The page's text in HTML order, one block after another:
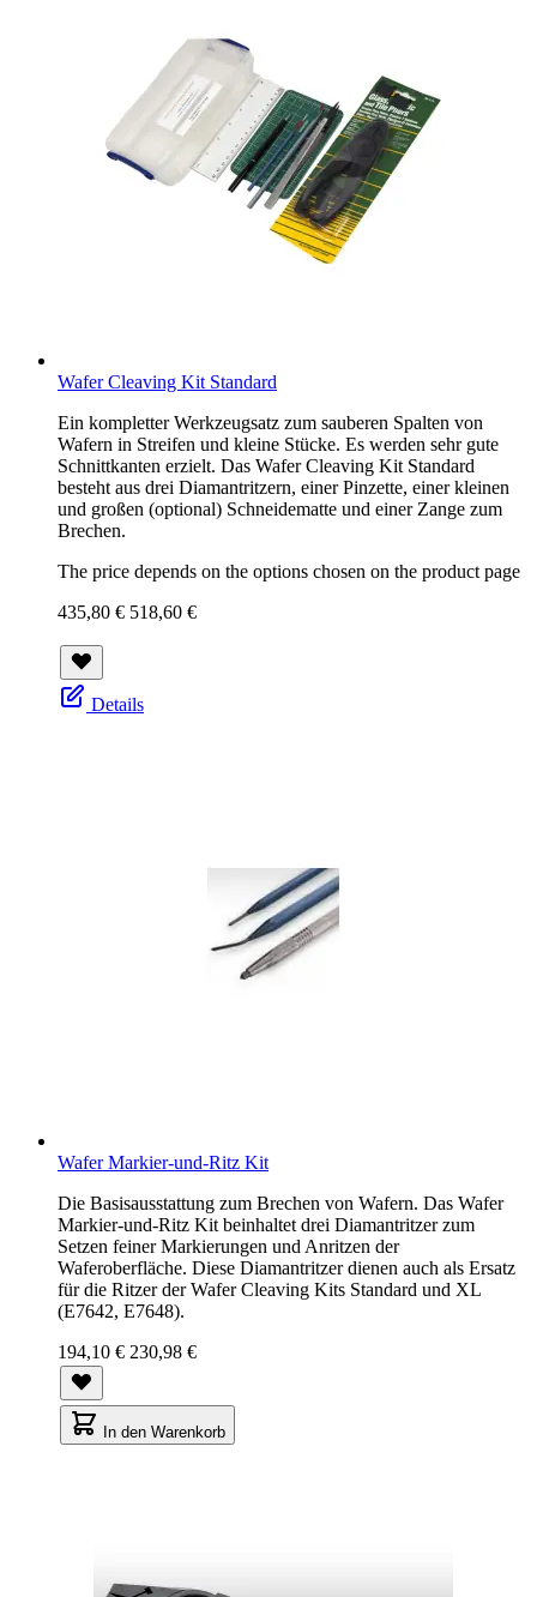
Wafer Cleaving Kit Standard
Ein kompletter Werkzeugsatz zum sauberen Spalten von
Wafern in Streifen und kleine Stücke. Es werden sehr gute
Schnittkanten erzielt. Das Wafer Cleaving Kit Standard
besteht aus drei Diamantritzern, einer Pinzette, einer kleinen
und großen (optional) Schneidematte und einer Zange zum
Brechen.
The price depends on the options chosen on the product page
435,80 € 518,60 €
Details
Wafer Markier-und-Ritz Kit
Die Basisausstattung zum Brechen von Wafern. Das Wafer
Markier-und-Ritz Kit beinhaltet drei Diamantritzer zum
Setzen feiner Markierungen und Anritzen der
Waferoberfläche. Diese Diamantritzer dienen auch als Ersatz
für die Ritzer der Wafer Cleaving Kits Standard und XL
(E7642, E7648).
194,10 € 230,98 €
In den Warenkorb